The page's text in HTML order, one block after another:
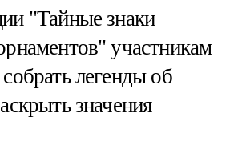
"Тайные знаки
участникам
легенды об
значения